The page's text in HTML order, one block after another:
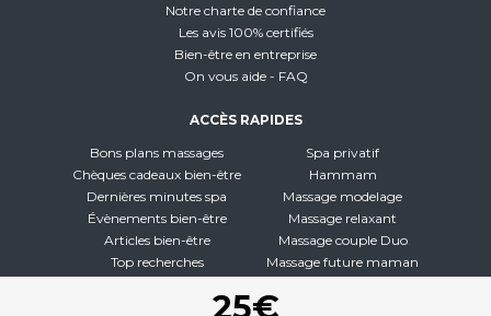
25€
Notre charte de confiance
Les avis 100% certifiés
Bien-être en entreprise
On vous aide - FAQ
ACCÈS RAPIDES
Bons plans massages
Chèques cadeaux bien-être
Dernières minutes spa
Évènements bien-être
Articles bien-être
Top recherches
Spa privatif
Hammam
Massage modelage
Massage relaxant
Massage couple Duo
Massage future maman